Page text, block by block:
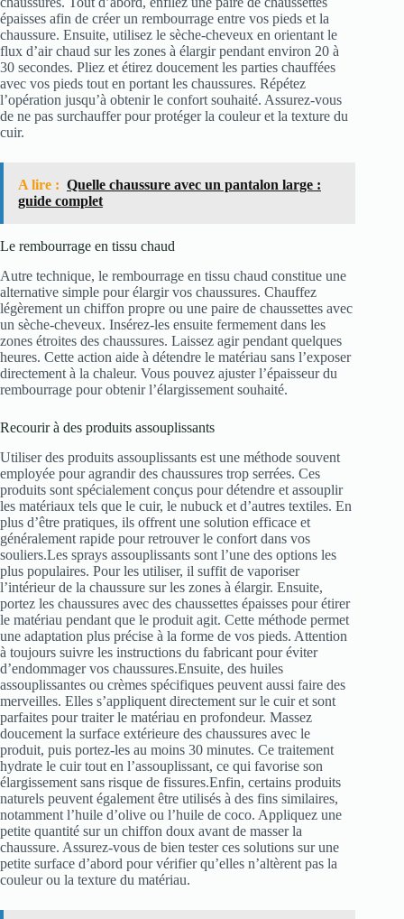
épaisses afin de créer un rembourrage entre vos pieds et la
chaussure. Ensuite, utilisez le sèche-cheveux en orientant le
flux d’air chaud sur les zones à élargir pendant environ 20 à
30 secondes. Pliez et étirez doucement les parties chauffées
avec vos pieds tout en portant les chaussures. Répétez
l’opération jusqu’à obtenir le confort souhaité. Assurez-vous
de ne pas surchauffer pour protéger la couleur et la texture du
cuir.
A lire : Quelle chaussure avec un pantalon large :
guide complet
Le rembourrage en tissu chaud
Autre technique, le rembourrage en tissu chaud constitue une
alternative simple pour élargir vos chaussures. Chauffez
légèrement un chiffon propre ou une paire de chaussettes avec
un sèche-cheveux. Insérez-les ensuite fermement dans les
zones étroites des chaussures. Laissez agir pendant quelques
heures. Cette action aide à détendre le matériau sans l’exposer
directement à la chaleur. Vous pouvez ajuster l’épaisseur du
rembourrage pour obtenir l’élargissement souhaité.
Recourir à des produits assouplissants
Utiliser des produits assouplissants est une méthode souvent
employée pour agrandir des chaussures trop serrées. Ces
produits sont spécialement conçus pour détendre et assouplir
les matériaux tels que le cuir, le nubuck et d’autres textiles. En
plus d’être pratiques, ils offrent une solution efficace et
généralement rapide pour retrouver le confort dans vos
souliers.Les sprays assouplissants sont l’une des options les
plus populaires. Pour les utiliser, il suffit de vaporiser
l’intérieur de la chaussure sur les zones à élargir. Ensuite,
portez les chaussures avec des chaussettes épaisses pour étirer
le matériau pendant que le produit agit. Cette méthode permet
une adaptation plus précise à la forme de vos pieds. Attention
à toujours suivre les instructions du fabricant pour éviter
d’endommager vos chaussures.Ensuite, des huiles
assouplissantes ou crèmes spécifiques peuvent aussi faire des
merveilles. Elles s’appliquent directement sur le cuir et sont
parfaites pour traiter le matériau en profondeur. Massez
doucement la surface extérieure des chaussures avec le
produit, puis portez-les au moins 30 minutes. Ce traitement
hydrate le cuir tout en l’assouplissant, ce qui favorise son
élargissement sans risque de fissures.Enfin, certains produits
naturels peuvent également être utilisés à des fins similaires,
notamment l’huile d’olive ou l’huile de coco. Appliquez une
petite quantité sur un chiffon doux avant de masser la
chaussure. Assurez-vous de bien tester ces solutions sur une
petite surface d’abord pour vérifier qu’elles n’altèrent pas la
couleur ou la texture du matériau.